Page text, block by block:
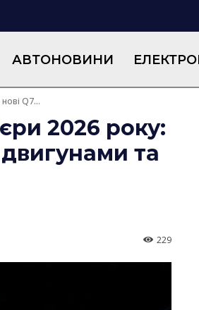
АВТОНОВИНИ
Q7...
2026 року:
та
229